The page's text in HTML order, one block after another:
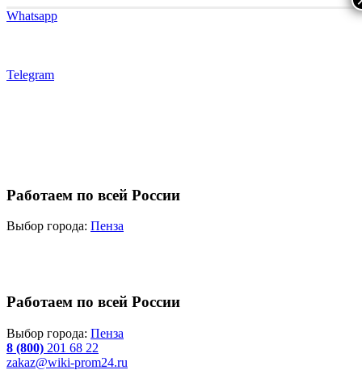
Whatsapp
Telegram
Работаем по всей России
Выбор города: Пенза
Работаем по всей России
Выбор города: Пенза
8 (800) 201 68 22
zakaz@wiki-prom24.ru